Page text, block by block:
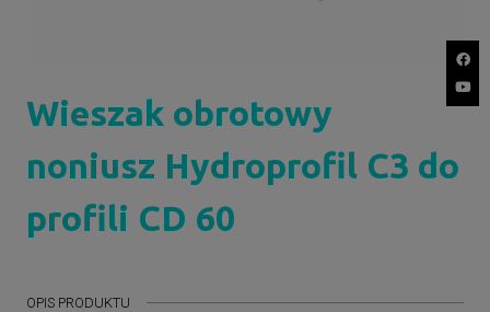
Wieszak obrotowy
noniusz Hydroprofil C3 do
profili CD 60
OPIS PRODUKTU